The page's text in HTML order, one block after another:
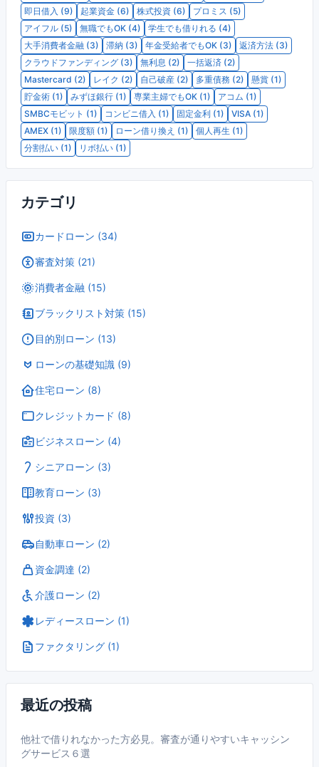
即日借入 (9)
起業資金 (6) 株式投資 (6)
プロミス (5)
アイフル (5)
無職でもOK (4)
学生でも借りれる (4)
大手消費者金融 (3)
滞納 (3) 年金受給者でもOK (3)
返済方法 (3)
クラウドファンディング (3)
無利息 (2)
一括返済 (2)
Mastercard (2)
レイク (2) 自己破産 (2) 多重債務 (2)
懸賞 (1)
貯金術 (1)
みずほ銀行 (1) 専業主婦でもOK (1)
アコム (1)
SMBCモビット (1)
コンビニ借入 (1) 固定金利 (1)
VISA (1)
AMEX (1)
限度額 (1) ローン借り換え (1)
個人再生 (1)
分割払い (1)
リボ払い (1)
カテゴリ
カードローン (34)
審査対策 (21)
消費者金融 (15)
ブラックリスト対策 (15)
目的別ローン (13)
ローンの基礎知識 (9)
住宅ローン (8)
クレジットカード (8)
ビジネスローン (4)
シニアローン (3)
教育ローン (3)
投資 (3)
自動車ローン (2)
資金調達 (2)
介護ローン (2)
レディースローン (1)
ファクタリング (1)
最近の投稿
他社で借りれなかった方必見。審査が通りやすいキャッシン
グサービス６選